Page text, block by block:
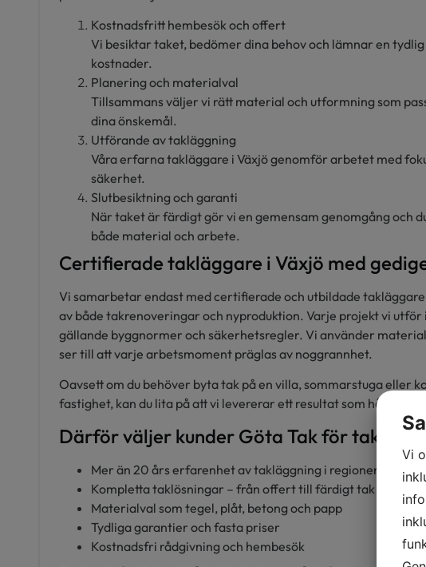
Kostnadsfritt hembesök och offert
Vi besiktar taket, bedömer dina behov och lämnar en
kostnader.
Planering och materialval
Tillsammans väljer vi rätt material och utformning som
dina önskemål.
Utförande av takläggning
Våra erfarna takläggare i Växjö genomför arbetet med
säkerhet.
Slutbesiktning och garanti
När taket är färdigt gör vi en gemensam genomgång och
både material och arbete.
Certifierade takläggare i Växjö med
Vi samarbetar endast med certifierade och utbildade
av både takrenoveringar och nyproduktion. Varje projekt vi utför
gällande byggnormer och säkerhetsregler. Vi använder
ser till att varje arbetsmoment präglas av noggrannhet.
Oavsett om du behöver byta tak på en villa, sommarstuga eller
fastighet, kan du lita på att vi levererar ett resultat som håller i
Därför väljer kunder Göta Tak för takbyte
Mer än 20 års erfarenhet av takläggning i regionen
Kompletta taklösningar – från offert till färdigt tak
Materialval som tegel, plåt, betong och papp
Tydliga garantier och fasta priser
Kostnadsfri rådgivning och hembesök
Vi